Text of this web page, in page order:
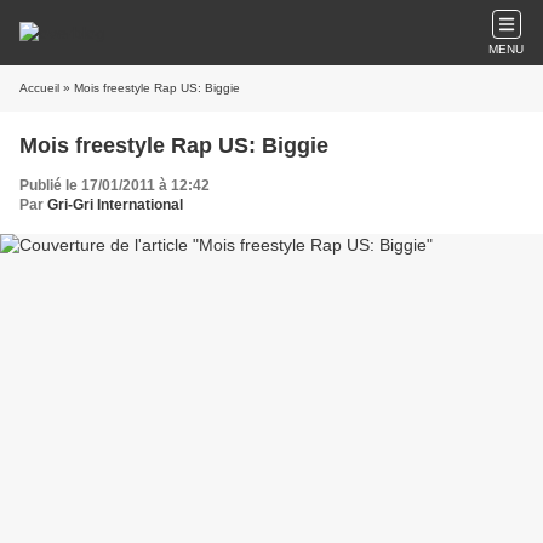
MENU
Accueil » Mois freestyle Rap US: Biggie
Mois freestyle Rap US: Biggie
Publié le 17/01/2011 à 12:42
Par Gri-Gri International